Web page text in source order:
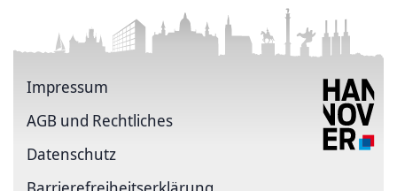
Impressum
AGB und Rechtliches
Datenschutz